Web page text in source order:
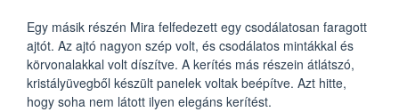
Egy másik részén Mira felfedezett egy csodálatosan faragott
ajtót. Az ajtó nagyon szép volt, és csodálatos mintákkal és
körvonalakkal volt díszítve. A kerítés más részein átlátszó,
kristályüvegből készült panelek voltak beépítve. Azt hitte,
hogy soha nem látott ilyen elegáns kerítést.